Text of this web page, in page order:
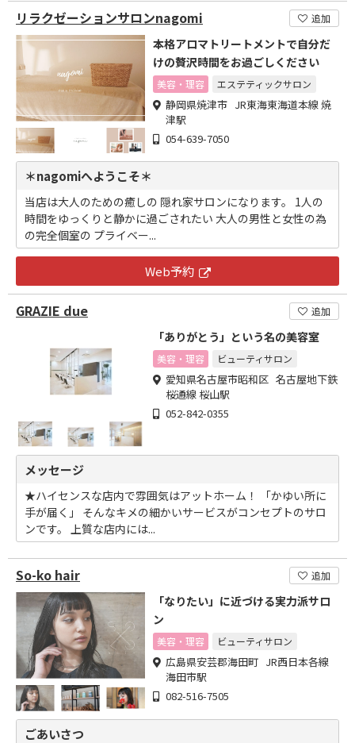
リラクゼーションサロンnagomi 追加
本格アロマトリートメントで自分だ
けの贅沢時間をお過ごしください
美容・理容 エステティックサロン
静岡県焼津市 JR東海東海道本線 焼
津駅
054-639-7050
＊nagomiへようこそ＊
当店は大人のための癒しの 隠れ家サロンになります。 1人の
時間をゆっくりと静かに過ごされたい 大人の男性と女性の為
の完全個室の プライベー...
Web予約
GRAZIE due 追加
「ありがとう」という名の美容室
美容・理容 ビューティサロン
愛知県名古屋市昭和区 名古屋地下鉄
桜通線 桜山駅
052-842-0355
メッセージ
★ハイセンスな店内で雰囲気はアットホーム！ 「かゆい所に
手が届く」 そんなキメの細かいサービスがコンセプトのサロ
ンです。 上質な店内には...
So-ko hair 追加
「なりたい」に近づける実力派サロ
ン
美容・理容 ビューティサロン
広島県安芸郡海田町 JR西日本各線
海田市駅
082-516-7505
ごあいさつ